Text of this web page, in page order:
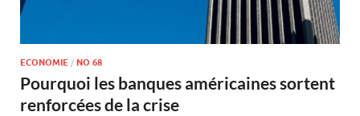
ECONOMIE / NO 68
Pourquoi les banques américaines sortent
renforcées de la crise